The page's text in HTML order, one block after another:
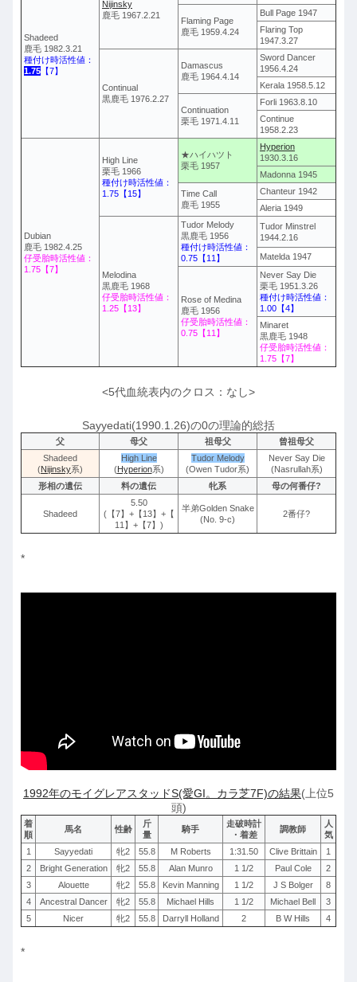
Shadeed
鹿毛 1982.3.21
種付け時活性値：
1.75 【7】
Nijinsky
鹿毛 1967.2.21
Flaming Page
鹿毛 1959.4.24
Bull Page 1947
Flaring Top
1947.3.27
Continual
黒鹿毛 1976.2.27
Damascus
鹿毛 1964.4.14
Sword Dancer
1956.4.24
Kerala 1958.5.12
Continuation
栗毛 1971.4.11
Forli 1963.8.10
Continue
1958.2.23
Dubian
鹿毛 1982.4.25
仔受胎時活性値：
1.75【7】
High Line
栗毛 1966
種付け時活性値：
1.75【15】
★ハイハツト
栗毛 1957
Hyperion
1930.3.16
Madonna 1945
Time Call
鹿毛 1955
Chanteur 1942
Aleria 1949
Melodina
黒鹿毛 1968
仔受胎時活性値：
1.25【13】
Tudor Melody
黒鹿毛 1956
種付け時活性値：
0.75【11】
Tudor Minstrel
1944.2.16
Matelda 1947
Rose of Medina
鹿毛 1956
仔受胎時活性値：
0.75【11】
Never Say Die
栗毛 1951.3.26
種付け時活性値：
1.00【4】
Minaret
黒鹿毛 1948
仔受胎時活性値：
1.75【7】
<5代血統表内のクロス：なし>
Sayyedati(1990.1.26)の0の理論的総括
父 母父 祖母父
曾祖母父
Shadeed
(Nijinsky系)
High Line
(Hyperion系)
Tudor Melody
(Owen Tudor系)
Never Say Die
(Nasrullah系)
形相の遺伝
料の遺伝 牝系 母の何番仔?
Shadeed
5.50
(【7】+【13】+【
11】+【7】)
半弟Golden Snake
(No. 9-c)
2番仔?
*
1992年のモイグレアスタッドS(愛GI。カラ芝7F)の結果(上位5
頭)
着
順
馬名 性齢
斤
量
騎手
走破時計
・着差
調教師
人
気
1
Sayyedati 牝2 55.8 M Roberts 1:31.50 Clive Brittain
1
2
Bright Generation 牝2 55.8 Alan Munro 1 1/2 Paul Cole
2
3
Alouette 牝2 55.8 Kevin Manning 1 1/2 J S Bolger
8
4
Ancestral Dancer 牝2 55.8 Michael Hills 1 1/2 Michael Bell
3
5
Nicer 牝2 55.8 Darryll Holland 2 B W Hills 4
*